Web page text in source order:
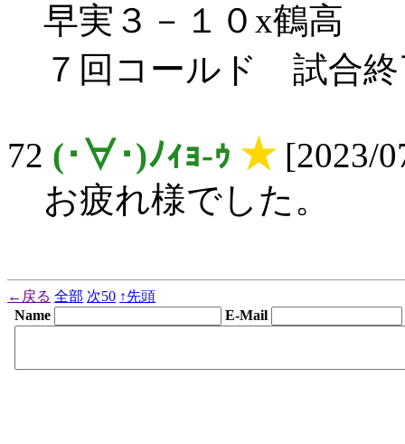
早実３－１０x鶴高
７回コールド 試合終
72 (･∀･)ﾉｨｮ-ｩ ★[2023/
お疲れ様でした。
←戻る 全部 次50 ↑先頭
Name
E-Mail